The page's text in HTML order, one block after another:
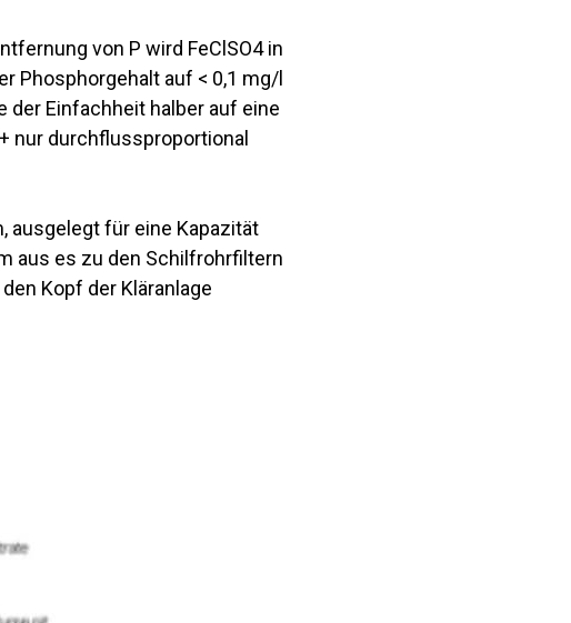
von P wird FeClSO4 in
Phosphorgehalt auf < 0,1 mg/l
der Einfachheit halber auf eine
nur durchflussproportional
ausgelegt für eine Kapazität
aus es zu den Schilfrohrfiltern
Kopf der Kläranlage